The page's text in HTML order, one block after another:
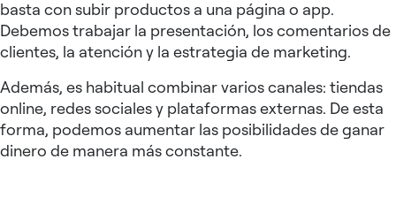
basta con subir productos a una página o app.
Debemos trabajar la presentación, los comentarios de
clientes, la atención y la estrategia de marketing.
Además, es habitual combinar varios canales: tiendas
online, redes sociales y plataformas externas. De esta
forma, podemos aumentar las posibilidades de ganar
dinero de manera más constante.